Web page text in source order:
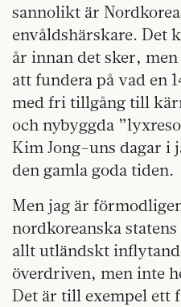
sannolikt är
envåldshärskare. Det
år innan det sker,
att fundera på vad en
med fri tillgång till
och nybyggda
Kim Jong-uns dagar i
den gamla goda tiden.
Men jag är
nordkoreanska
allt utländskt
överdriven, men inte
Det är till exempel ett